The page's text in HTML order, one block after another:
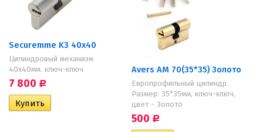
Securemme K3 40x40
Цилиндровый механизм
40х40мм. ключ-ключ
7 800 Р
Avers АМ 70(35*35) Золото
Европрофильный цилиндр.
Размер: 35*35мм, ключ-ключ,
цвет - Золото
500 Р